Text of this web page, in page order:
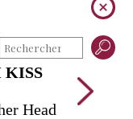
KISS
Head